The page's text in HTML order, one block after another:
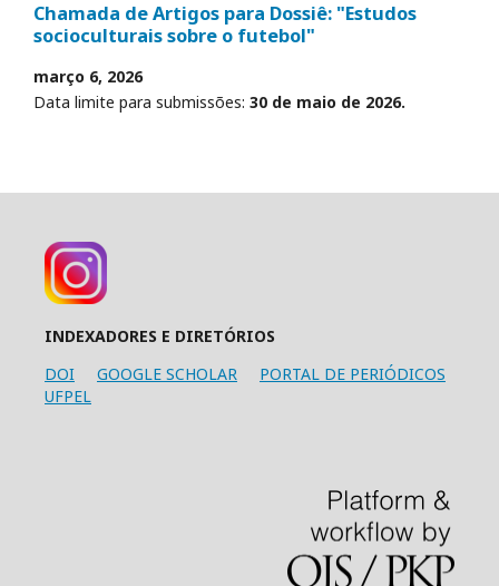
Chamada de Artigos para Dossiê: "Estudos
socioculturais sobre o futebol"
março 6, 2026
Data limite para submissões: 30 de maio de 2026.
INDEXADORES E DIRETÓRIOS
DOI
GOOGLE SCHOLAR
PORTAL DE PERIÓDICOS
UFPEL